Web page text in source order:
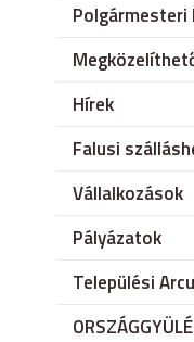
Hírek
Falusi
Vállalkozások
Pályázatok
Települési